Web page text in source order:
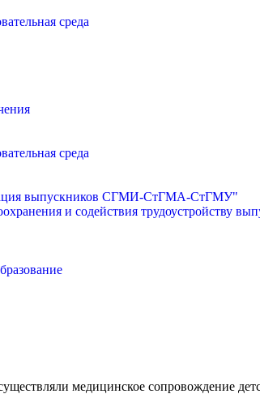
среда
среда
выпускников СГМИ-СтГМА-СтГМУ"
и содействия трудоустройству
медицинское сопровождение